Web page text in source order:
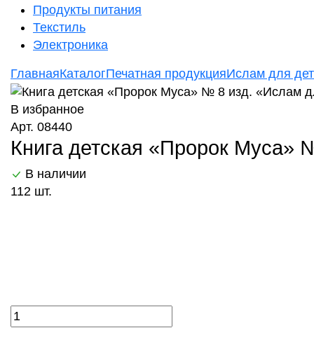
Продукты питания
Текстиль
Электроника
ГлавнаяКаталогПечатная продукцияИслам для
В избранное
Арт. 08440
Книга детская «Пророк Муса»
В наличии
112 шт.